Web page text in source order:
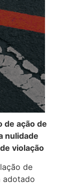
de ação de
nulidade
violação
de
adotado